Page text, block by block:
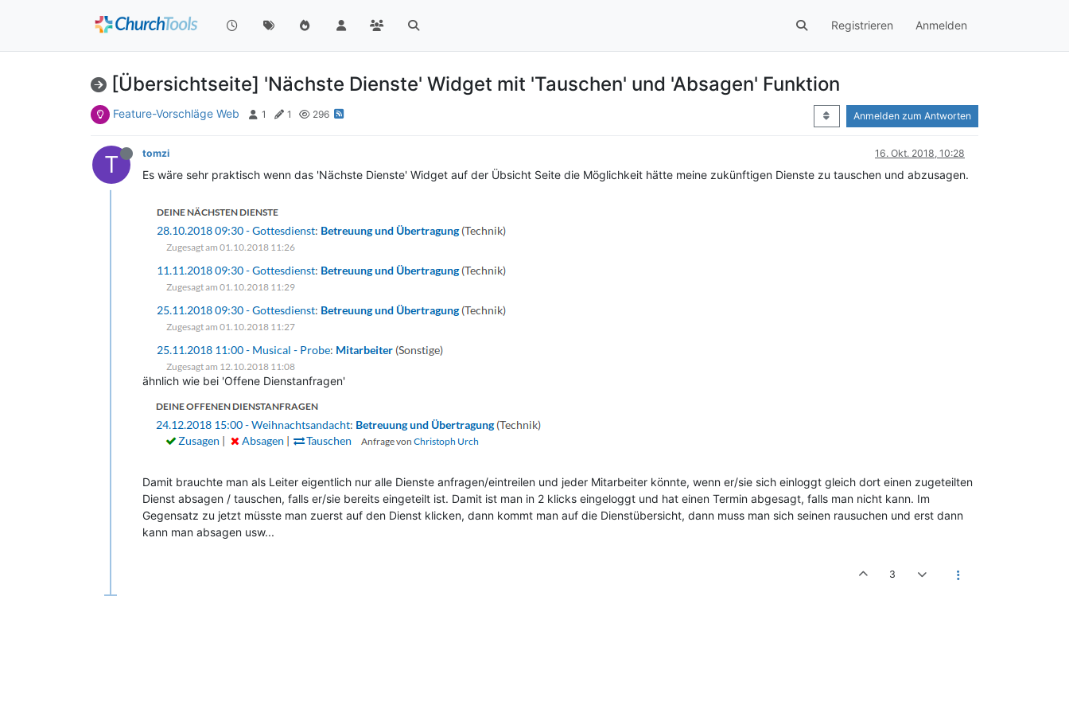
Registrieren Anmelden
[Übersichtseite] 'Nächste Dienste' Widget mit 'Tauschen' und 'Absagen' Funktion
Feature-Vorschläge Web 1 1 296 Anmelden zum Antworten
T tomzi 16. Okt. 2018, 10:28
Es wäre sehr praktisch wenn das 'Nächste Dienste' Widget auf der Übsicht Seite die Möglichkeit hätte meine zukünftigen Dienste zu tauschen und abzusagen.
ähnlich wie bei 'Offene Dienstanfragen'
Damit brauchte man als Leiter eigentlich nur alle Dienste anfragen/eintreilen und jeder Mitarbeiter könnte, wenn er/sie sich einloggt gleich dort einen zugeteilten
Dienst absagen / tauschen, falls er/sie bereits eingeteilt ist. Damit ist man in 2 klicks eingeloggt und hat einen Termin abgesagt, falls man nicht kann. Im
Gegensatz zu jetzt müsste man zuerst auf den Dienst klicken, dann kommt man auf die Dienstübersicht, dann muss man sich seinen rausuchen und erst dann
kann man absagen usw...
3